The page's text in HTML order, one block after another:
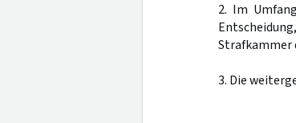
2. Im
Strafkammer
3. Die